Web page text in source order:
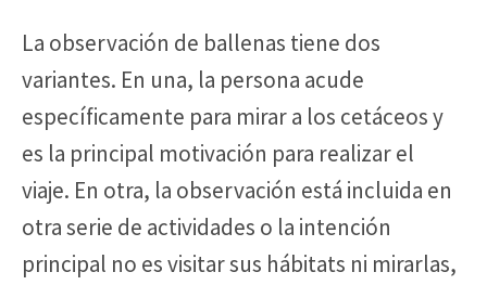
La observación de ballenas tiene dos
variantes. En una, la persona acude
específicamente para mirar a los cetáceos y
es la principal motivación para realizar el
viaje. En otra, la observación está incluida en
otra serie de actividades o la intención
principal no es visitar sus hábitats ni mirarlas,